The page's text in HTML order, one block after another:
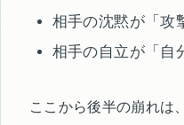
相手の沈黙が「攻
相手の自立が「自
ここから後半の崩れは